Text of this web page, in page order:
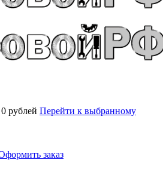
0 рублей Перейти к выбранному
заказ